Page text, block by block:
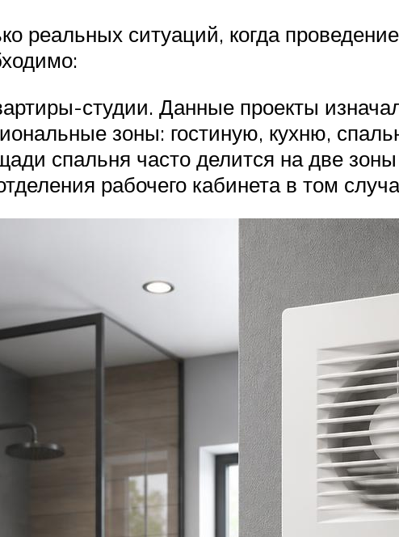
реальных ситуаций, когда
студии. Данные проекты
зоны: гостиную, кухню,
спальня часто делится на две
рабочего кабинета в том